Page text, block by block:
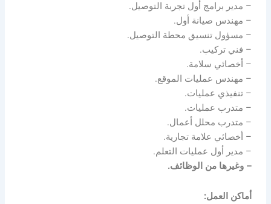
– مدير برامج أول تجربة التوصيل.
– مهندس صيانة أول.
– مسؤول تنسيق محطة التوصيل.
– فني تركيب.
– أخصائي سلامة.
– مهندس عمليات الموقع.
– تنفيذي عمليات.
– متدرب عمليات.
– متدرب محلل أعمال.
– أخصائي علامة تجارية.
– مدير أول عمليات التعلم.
– وغيرها من الوظائف.
أماكن العمل: